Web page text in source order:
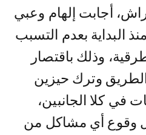
أجابت إلهام وعبي
البداية بعدم التسبب
وذلك باقتصار
وترك حيزين
في كلا الجانبين،
وقوع أي مشاكل من